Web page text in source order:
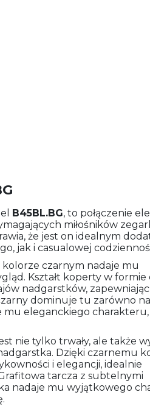
B45BL.BG, to połączenie
miłośników
że jest on idealnym
jak i casualowej
czarnym nadaje mu
Kształt koperty w
nadgarstków,
dominuje tu zarówno na
mu eleganckiego charakteru,
nie tylko trwały, ale także
Dzięki czarnemu
i elegancji, idealnie
tarcza z subtelnymi
nadaje mu wyjątkowego